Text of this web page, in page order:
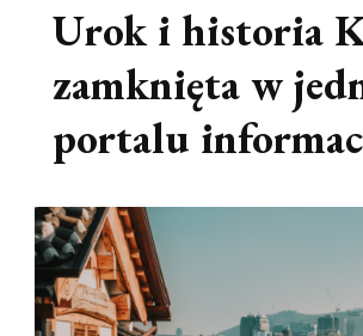
Urok i historia
zamknięta w
portalu